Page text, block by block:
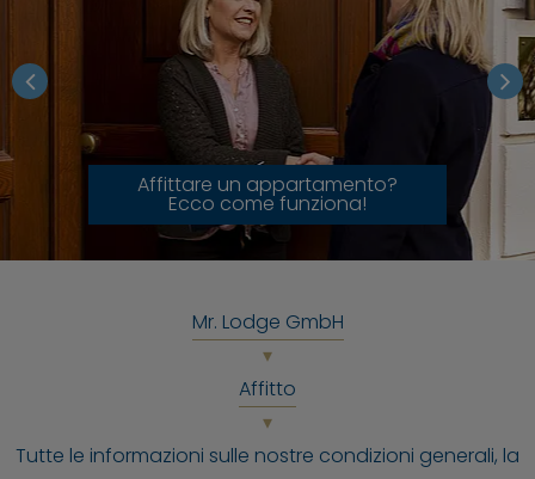
Affittare un appartamento?
Ecco come funziona!
Mr. Lodge GmbH
Affitto
Tutte le informazioni sulle nostre condizioni generali, la